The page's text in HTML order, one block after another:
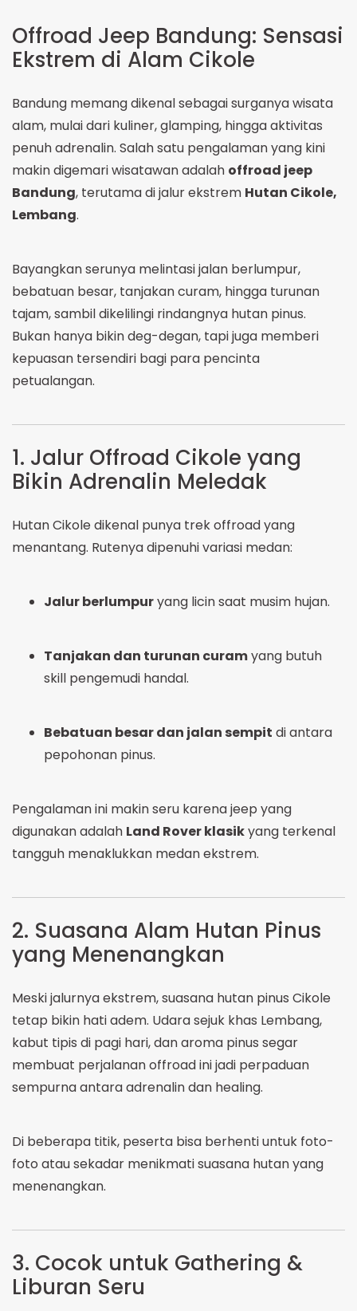
Offroad Jeep Bandung: Sensasi
Ekstrem di Alam Cikole
Bandung memang dikenal sebagai surganya wisata
alam, mulai dari kuliner, glamping, hingga aktivitas
penuh adrenalin. Salah satu pengalaman yang kini
makin digemari wisatawan adalah offroad jeep
Bandung, terutama di jalur ekstrem Hutan Cikole,
Lembang.
Bayangkan serunya melintasi jalan berlumpur,
bebatuan besar, tanjakan curam, hingga turunan
tajam, sambil dikelilingi rindangnya hutan pinus.
Bukan hanya bikin deg-degan, tapi juga memberi
kepuasan tersendiri bagi para pencinta
petualangan.
1. Jalur Offroad Cikole yang
Bikin Adrenalin Meledak
Hutan Cikole dikenal punya trek offroad yang
menantang. Rutenya dipenuhi variasi medan:
Jalur berlumpuryang licin saat musim hujan.
Tanjakan dan turunan curamyang butuh
skill pengemudi handal.
Bebatuan besar dan jalan sempit di antara
pepohonan pinus.
Pengalaman ini makin seru karena jeep yang
digunakan adalah Land Rover klasikyang terkenal
tangguh menaklukkan medan ekstrem.
2. Suasana Alam Hutan Pinus
yang Menenangkan
Meski jalurnya ekstrem, suasana hutan pinus Cikole
tetap bikin hati adem. Udara sejuk khas Lembang,
kabut tipis di pagi hari, dan aroma pinus segar
membuat perjalanan offroad ini jadi perpaduan
sempurna antara adrenalin dan healing.
Di beberapa titik, peserta bisa berhenti untuk foto-
foto atau sekadar menikmati suasana hutan yang
menenangkan.
3. Cocok untuk Gathering &
Liburan Seru